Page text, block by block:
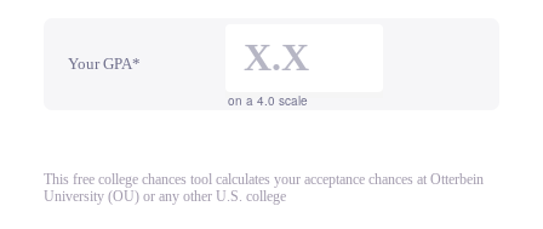
Your GPA*
on a 4.0 scale
This free college chances tool calculates your acceptance chances at Otterbein
University (OU) or any other U.S. college